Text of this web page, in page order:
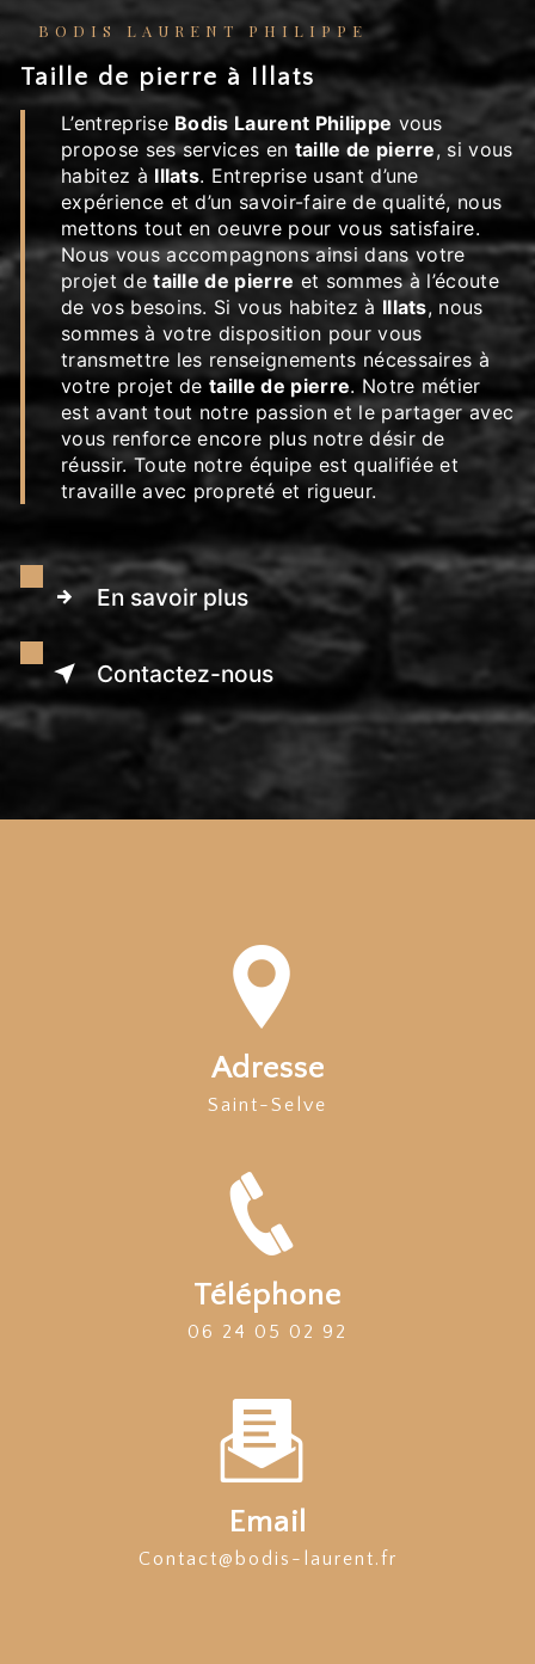
BODIS LAURENT PHILIPPE
taille de pierre à Illats
L’entreprise Bodis Laurent Philippe vous
propose ses services en taille de pierre, si vous
habitez à Illats. Entreprise usant d’une
expérience et d’un savoir-faire de qualité, nous
mettons tout en oeuvre pour vous satisfaire.
Nous vous accompagnons ainsi dans votre
projet detaille de pierre et sommes à l’écoute
de vos besoins. Si vous habitez à Illats, nous
sommes à votre disposition pour vous
transmettre les renseignements nécessaires à
votre projet detaille de pierre. Notre métier
est avant tout notre passion et le partager avec
vous renforce encore plus notre désir de
réussir. Toute notre équipe est qualifiée et
travaille avec propreté et rigueur.
En savoir plus
Contactez-nous
Adresse
Saint-Selve
Téléphone
06 24 05 02 92
Email
contact@bodis-laurent.fr